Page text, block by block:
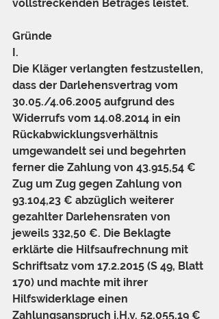
vollstreckenden Betrages leistet.
Gründe
I.
Die Kläger verlangten festzustellen,
dass der Darlehensvertrag vom
30.05./4.06.2005 aufgrund des
Widerrufs vom 14.08.2014 in ein
Rückabwicklungsverhältnis
umgewandelt sei und begehrten
ferner die Zahlung von 43.915,54 €
Zug um Zug gegen Zahlung von
93.104,23 € abzüglich weiterer
gezahlter Darlehensraten von
jeweils 332,50 €. Die Beklagte
erklärte die Hilfsaufrechnung mit
Schriftsatz vom 17.2.2015 (S 49, Blatt
170) und machte mit ihrer
Hilfswiderklage einen
Zahlungsanspruch i.H.v. 52.055,19 €